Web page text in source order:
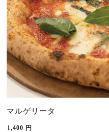
マルゲリータ
1,400 円